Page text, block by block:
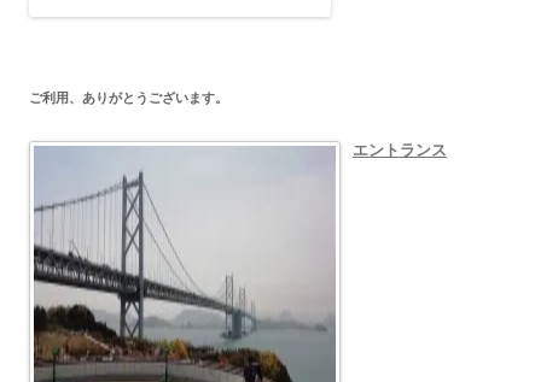
ご利用、ありがとうございます。
エントランス